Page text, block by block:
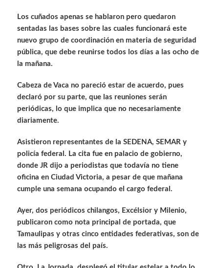
Los cuñados apenas se hablaron pero quedaron
sentadas las bases sobre las cuales funcionará este
nuevo grupo de coordinación en materia de seguridad
pública, que debe reunirse todos los días a las ocho de
la mañana.
Cabeza de Vaca no pareció estar de acuerdo, pues
declaró por su parte, que las reuniones serán
periódicas, lo que implica que no necesariamente
diariamente.
Asistieron representantes de la SEDENA, SEMAR y
policía federal. La cita fue en palacio de gobierno,
donde JR dijo a periodistas que todavía no tiene
oficina en Ciudad Victoria, a pesar de que mañana
cumple una semana ocupando el cargo federal.
Ayer, dos periódicos chilangos, Excélsior y Milenio,
publicaron como nota principal de portada, que
Tamaulipas y otras cinco entidades federativas, son de
las más peligrosas del país.